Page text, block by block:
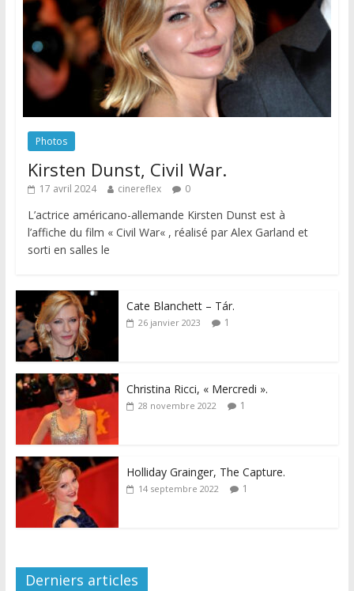
Photos
Kirsten Dunst, Civil War.
17 avril 2024 cinereflex 0
L’actrice américano-allemande Kirsten Dunst est à
l’affiche du film « Civil War« , réalisé par Alex Garland et
sorti en salles le
Cate Blanchett – Tár.
26 janvier 2023 1
Christina Ricci, « Mercredi ».
28 novembre 2022 1
Holliday Grainger, The Capture.
14 septembre 2022 1
Derniers articles